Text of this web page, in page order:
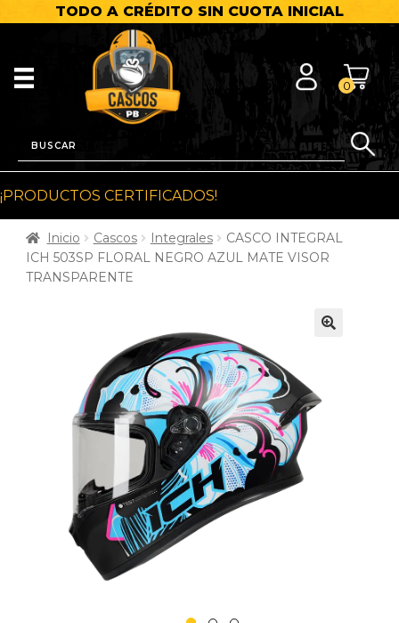
TODO A CRÉDITO SIN CUOTA INICIAL
0
¡PRODUCTOS CERTIFICADOS!
Inicio Cascos Integrales
CASCO INTEGRAL
ICH 503SP FLORAL NEGRO AZUL MATE VISOR
TRANSPARENTE